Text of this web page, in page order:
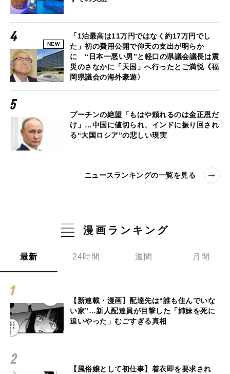
NEW
「1泊最高は11万円ではなく約17万円でし
た」初の費用公開で仰天の支出が明らか
に “日本一悪い男”と軽口の県議会議長は震
災のさなかに「天国」へ行ったとご満悦《福
岡県議会の海外豪遊〉
プーチンの絶望「もはや頼れるのは金正恩だ
け」…中国に値切られ、インドに振り回され
る“大国ロシア”の悲しい現実
ニュースランキングの一覧を見る
漫画ランキング
最新 24時間 週間 月間
【新連載・漫画】配達先は“誰も住んでいな
い家”…新人配達員が目撃した「姉妹を死に
追いやった」むごすぎる真相
【風俗嬢として初仕事】着衣即を要求され